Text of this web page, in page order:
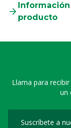
producto
Llama para
un
Suscríbete a